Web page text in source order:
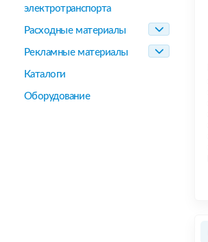
электротранспорта
Расходные материалы
Рекламные материалы
Каталоги
Оборудование